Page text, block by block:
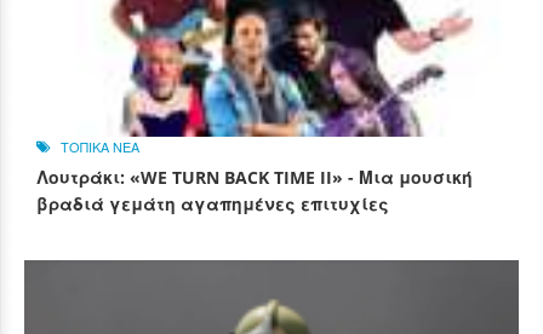
ΤΟΠΙΚΑ ΝΕΑ
Λουτράκι: «WE TURN BACK TIME II» - Μια μουσική
βραδιά γεμάτη αγαπημένες επιτυχίες